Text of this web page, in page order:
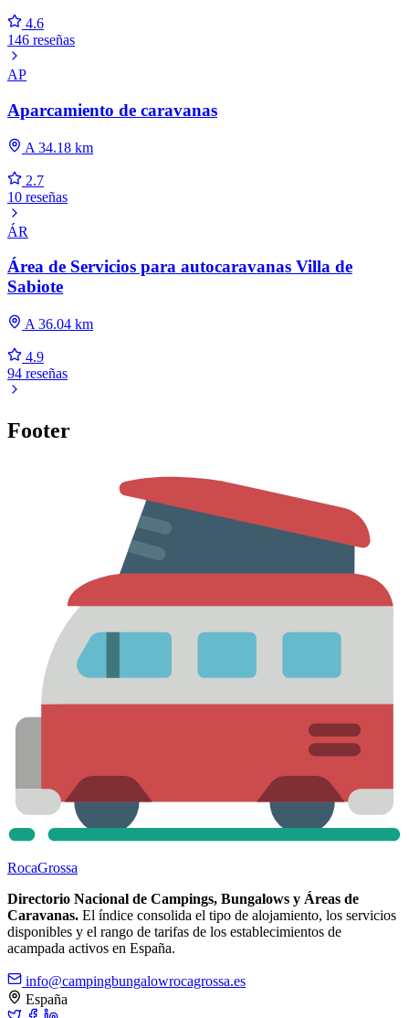
4.6
146 reseñas
AP
Aparcamiento de caravanas
A 34.18 km
2.7
10 reseñas
ÁR
Área de Servicios para autocaravanas Villa de
Sabiote
A 36.04 km
4.9
94 reseñas
Footer
RocaGrossa
Directorio Nacional de Campings, Bungalows y Áreas de
Caravanas. El índice consolida el tipo de alojamiento, los servicios
disponibles y el rango de tarifas de los establecimientos de
acampada activos en España.
info@campingbungalowrocagrossa.es
España